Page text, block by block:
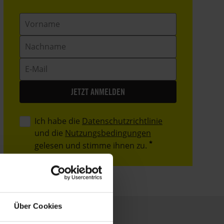
Über Cookies
Vorname
Nachname
E-
Mail
Ich habe die Datenschutzrichtlinie
und die Nutzungsbedingungen
gelesen und stimme ihnen zu.